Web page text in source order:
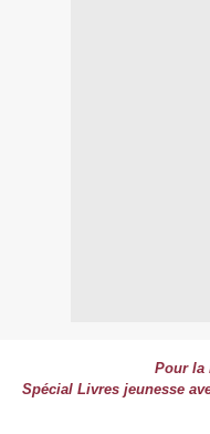
Pour la
Spécial Livres jeunesse